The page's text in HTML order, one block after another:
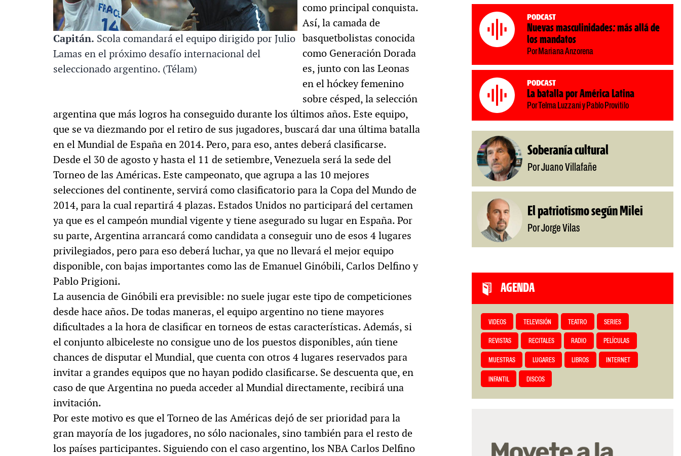
Capitán. Scola comandará el equipo dirigido por Julio
Lamas en el próximo desafío internacional del
seleccionado argentino. (Télam)
como principal conquista.
Así, la camada de
basquetbolistas conocida
como Generación Dorada
es, junto con las Leonas
en el hóckey femenino
sobre césped, la selección
argentina que más logros ha conseguido durante los últimos años. Este equipo,
que se va diezmando por el retiro de sus jugadores, buscará dar una última batalla
en el Mundial de España en 2014. Pero, para eso, antes deberá clasificarse.
Desde el 30 de agosto y hasta el 11 de setiembre, Venezuela será la sede del
Torneo de las Américas. Este campeonato, que agrupa a las 10 mejores
selecciones del continente, servirá como clasificatorio para la Copa del Mundo de
2014, para la cual repartirá 4 plazas. Estados Unidos no participará del certamen
ya que es el campeón mundial vigente y tiene asegurado su lugar en España. Por
su parte, Argentina arrancará como candidata a conseguir uno de esos 4 lugares
privilegiados, pero para eso deberá luchar, ya que no llevará el mejor equipo
disponible, con bajas importantes como las de Emanuel Ginóbili, Carlos Delfino y
Pablo Prigioni.
La ausencia de Ginóbili era previsible: no suele jugar este tipo de competiciones
desde hace años. De todas maneras, el equipo argentino no tiene mayores
dificultades a la hora de clasificar en torneos de estas características. Además, si
el conjunto albiceleste no consigue uno de los puestos disponibles, aún tiene
chances de disputar el Mundial, que cuenta con otros 4 lugares reservados para
invitar a grandes equipos que no hayan podido clasificarse. Se descuenta que, en
caso de que Argentina no pueda acceder al Mundial directamente, recibirá una
invitación.
Por este motivo es que el Torneo de las Américas dejó de ser prioridad para la
gran mayoría de los jugadores, no sólo nacionales, sino también para el resto de
los países participantes. Siguiendo con el caso argentino, los NBA Carlos Delfino
Podcast
Nuevas masculinidades: más allá de
los mandatos
Por Mariana Anzorena
Podcast
La batalla por América Latina
Por Telma Luzzani y Pablo Provitilo
Soberanía cultural
Por Juano Villafañe
El patriotismo según Milei
Por Jorge Vilas
AGENDA
VIDEOS TELEVISIÓN TEATRO SERIES
REVISTAS RECITALES RADIO PELÍCULAS
MUESTRAS LUGARES LIBROS INTERNET
INFANTIL DISCOS